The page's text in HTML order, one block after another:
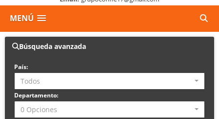
MENÚ
Búsqueda avanzada
País:
Todos
Departamento:
0 Opciones